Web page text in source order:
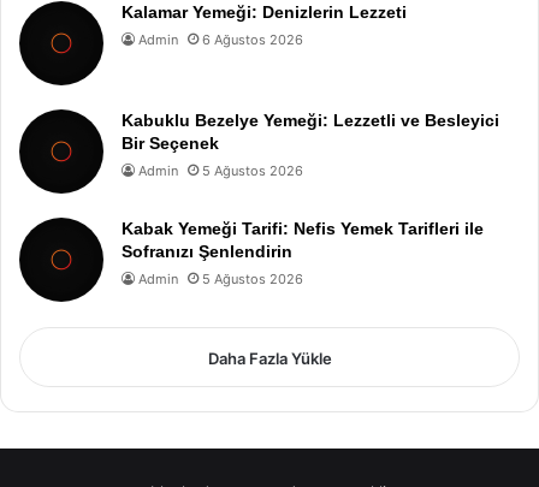
Kalamar Yemeği: Denizlerin Lezzeti
Admin 6 Ağustos 2026
Kabuklu Bezelye Yemeği: Lezzetli ve Besleyici
Bir Seçenek
Admin 5 Ağustos 2026
Kabak Yemeği Tarifi: Nefis Yemek Tarifleri ile
Sofranızı Şenlendirin
Admin 5 Ağustos 2026
Daha Fazla Yükle